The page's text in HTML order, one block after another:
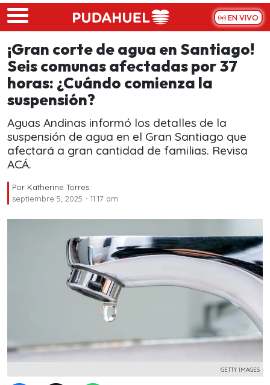
Skip to main content
EN VIVO
¡Gran corte de agua en Santiago!
Seis comunas afectadas por 37
horas: ¿Cuándo comienza la
suspensión?
Aguas Andinas informó los detalles de la
suspensión de agua en el Gran Santiago que
afectará a gran cantidad de familias. Revisa
ACÁ.
Por Katherine Torres
septiembre 5, 2025 - 11:17 am
GETTY IMAGES